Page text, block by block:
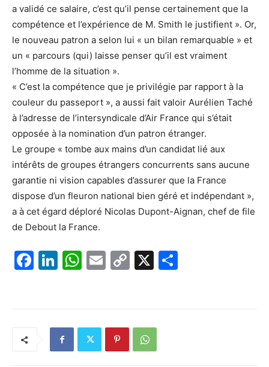
a validé ce salaire, c’est qu’il pense certainement que la
compétence et l’expérience de M. Smith le justifient ». Or,
le nouveau patron a selon lui « un bilan remarquable » et
un « parcours (qui) laisse penser qu’il est vraiment
l’homme de la situation ».
« C’est la compétence que je privilégie par rapport à la
couleur du passeport », a aussi fait valoir Aurélien Taché
à l’adresse de l’intersyndicale d’Air France qui s’était
opposée à la nomination d’un patron étranger.
Le groupe « tombe aux mains d’un candidat lié aux
intérêts de groupes étrangers concurrents sans aucune
garantie ni vision capables d’assurer que la France
dispose d’un fleuron national bien géré et indépendant »,
a à cet égard déploré Nicolas Dupont-Aignan, chef de file
de Debout la France.
F
Li
dI
n
W
A
p
E
C
Li
n
X